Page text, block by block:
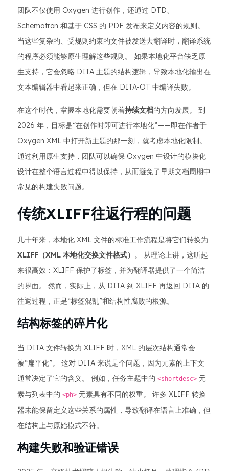
团队不仅使用 Oxygen 进行创作，还通过 DTD、
Schematron 和基于 CSS 的 PDF 发布来定义内容的规则。
当这些复杂的、受规则约束的文件被发送去翻译时，翻译系统
的程序必须能够原生理解这些规则。 如果本地化平台缺乏原
生支持，它会忽略 DITA 主题的结构逻辑，导致本地化输出在
文本编辑器中看起来正确，但在 DITA-OT 中编译失败。
在这个时代，掌握本地化需要朝着持续文档的方向发展。 到
2026 年，目标是“在创作时即可进行本地化”——即在作者于
Oxygen XML 中打开新主题的那一刻，就考虑本地化限制。
通过利用原生支持，团队可以确保 Oxygen 中设计的模块化
设计在整个语言过程中得以保持，从而避免了早期文档周期中
常见的构建失败问题。
传统XLIFF往返行程的问题
几十年来，本地化 XML 文件的标准工作流程是将它们转换为
XLIFF（XML 本地化交换文件格式） 。 从理论上讲，这听起
来很高效：XLIFF 保护了标签，并为翻译器提供了一个简洁
的界面。 然而，实际上，从 DITA 到 XLIFF 再返回 DITA 的
往返过程，正是“标签混乱”和结构性腐败的根源。
结构标签的碎片化
当 DITA 文件转换为 XLIFF 时，XML 的层次结构通常会
被“扁平化”。 这对 DITA 来说是个问题，因为元素的上下文
通常决定了它的含义。 例如，任务主题中的 <shortdesc> 元
素与列表中的 <ph> 元素具有不同的权重。 许多 XLIFF 转换
器未能保留定义这些关系的属性，导致翻译在语言上准确，但
在结构上与原始模式不符。
构建失败和验证错误